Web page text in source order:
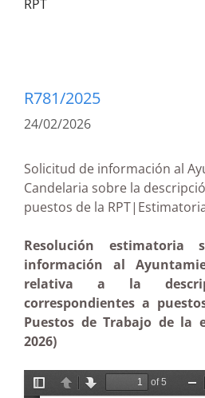
RPT
R781/2025
24/02/2026
Solicitud de información al
Candelaria sobre la
puestos de la
Resolución estimatoria
información al
relativa a la
correspondientes a
Puestos de Trabajo de la
2026)